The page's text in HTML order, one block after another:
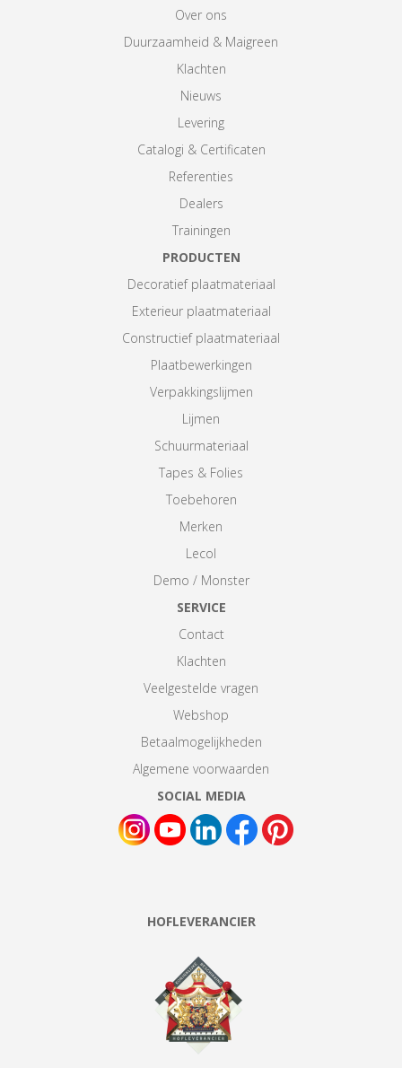
Over ons
Duurzaamheid & Maigreen
Klachten
Nieuws
Levering
Catalogi & Certificaten
Referenties
Dealers
Trainingen
PRODUCTEN
Decoratief plaatmateriaal
Exterieur plaatmateriaal
Constructief plaatmateriaal
Plaatbewerkingen
Verpakkingslijmen
Lijmen
Schuurmateriaal
Tapes & Folies
Toebehoren
Merken
Lecol
Demo / Monster
SERVICE
Contact
Klachten
Veelgestelde vragen
Webshop
Betaalmogelijkheden
Algemene voorwaarden
SOCIAL MEDIA
HOFLEVERANCIER